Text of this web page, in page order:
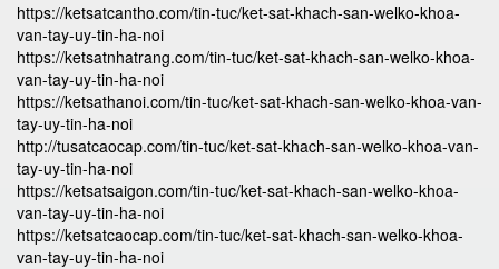
https://ketsatcantho.com/tin-tuc/ket-sat-khach-san-welko-khoa-
van-tay-uy-tin-ha-noi
https://ketsatnhatrang.com/tin-tuc/ket-sat-khach-san-welko-khoa-
van-tay-uy-tin-ha-noi
https://ketsathanoi.com/tin-tuc/ket-sat-khach-san-welko-khoa-van-
tay-uy-tin-ha-noi
http://tusatcaocap.com/tin-tuc/ket-sat-khach-san-welko-khoa-van-
tay-uy-tin-ha-noi
https://ketsatsaigon.com/tin-tuc/ket-sat-khach-san-welko-khoa-
van-tay-uy-tin-ha-noi
https://ketsatcaocap.com/tin-tuc/ket-sat-khach-san-welko-khoa-
van-tay-uy-tin-ha-noi